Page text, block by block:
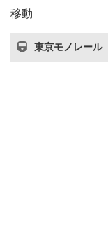
移動
東京モノレール